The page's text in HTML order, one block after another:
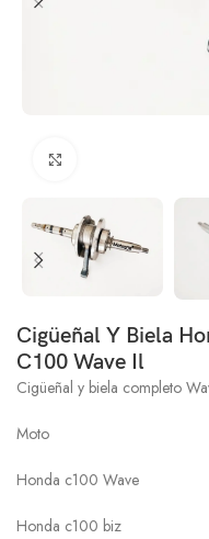
Cigüeñal Y Biela
C100 Wave Il
Cigüeñal y biela completo
Moto
Honda c100 Wave
Honda c100 biz